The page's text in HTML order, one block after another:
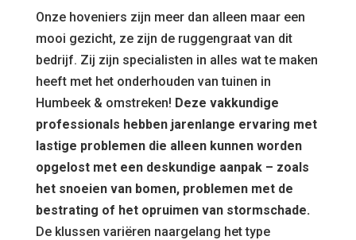
Onze hoveniers zijn meer dan alleen maar een
mooi gezicht, ze zijn de ruggengraat van dit
bedrijf. Zij zijn specialisten in alles wat te maken
heeft met het onderhouden van tuinen in
Humbeek & omstreken! Deze vakkundige
professionals hebben jarenlange ervaring met
lastige problemen die alleen kunnen worden
opgelost met een deskundige aanpak – zoals
het snoeien van bomen, problemen met de
bestrating of het opruimen van stormschade.
De klussen variëren naargelang het type